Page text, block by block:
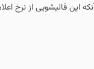
این قالیشویی از نرخ